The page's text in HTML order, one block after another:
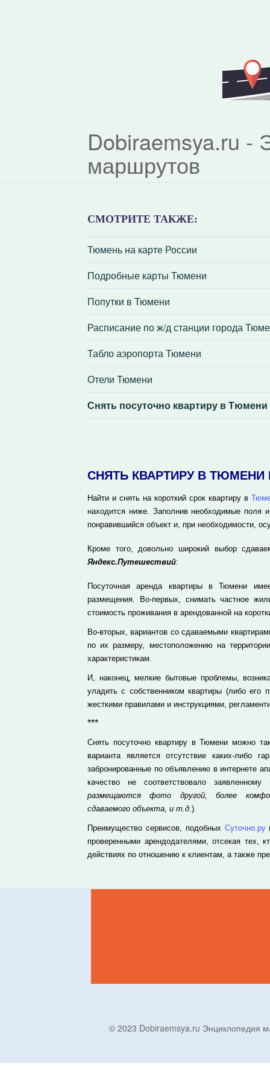
Dobiraemsya.ru -
маршрутов
СМОТРИТЕ ТАКЖЕ:
Тюмень на карте России
Подробные карты Тюмени
Попутки в Тюмени
Расписание по ж/д станции города
Табло аэропорта Тюмени
Отели Тюмени
Снять посуточно квартиру в Тюмени
СНЯТЬ КВАРТИРУ В
Найти и снять на короткий срок квартиру в
находится ниже. Заполнив необходимые поля
понравившийся объект и, при необходимости,
Кроме того, довольно широкий выбор
Яндекс.Путешествий:
Посуточная аренда квартиры в Тюмени
размещения. Во-первых, снимать частное
стоимость проживания в арендованной на
Во-вторых, вариантов со сдаваемыми
по их размеру, местоположению на
характеристикам.
И, наконец, мелкие бытовые проблемы,
уладить с собственником квартиры (либо его
жесткими правилами и инструкциями,
***
Снять посуточно квартиру в Тюмени можно
варианта является отсутствие каких-либо
забронированные по объявлению в интернете
качество не соответствовало
размещаются фото другой, более
сдаваемого объекта, и т.д.).
Преимущество сервисов, подобных Суточно.ру
проверенными арендодателями, отсекая тех,
действиях по отношению к клиентам, а также
© 2023 Dobiraemsya.ru